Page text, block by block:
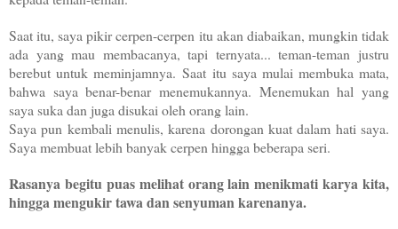
Saat itu, saya pikir cerpen-cerpen itu akan diabaikan, mungkin tidak
ada yang mau membacanya, tapi ternyata... teman-teman justru
berebut untuk meminjamnya.Saat itu saya mulai membuka mata,
bahwa saya benar-benar menemukannya. Menemukan hal yang
saya suka dan juga disukai oleh orang lain.
Saya pun kembali menulis, karena dorongan kuat dalam hati saya.
Saya membuat lebih banyak cerpen hingga beberapa seri.
Rasanya begitu puas melihat orang lain menikmati karya kita,
hingga mengukir tawa dan senyuman karenanya.